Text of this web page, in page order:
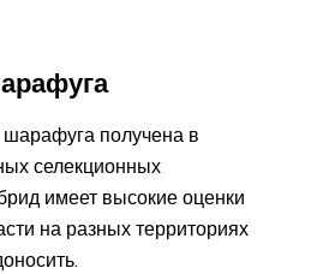
получена в
селекционных
имеет высокие оценки
на разных территориях